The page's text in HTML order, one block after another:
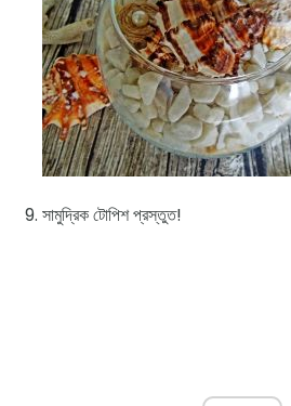
সামুদ্রিক টোপিশ প্রস্তুত!